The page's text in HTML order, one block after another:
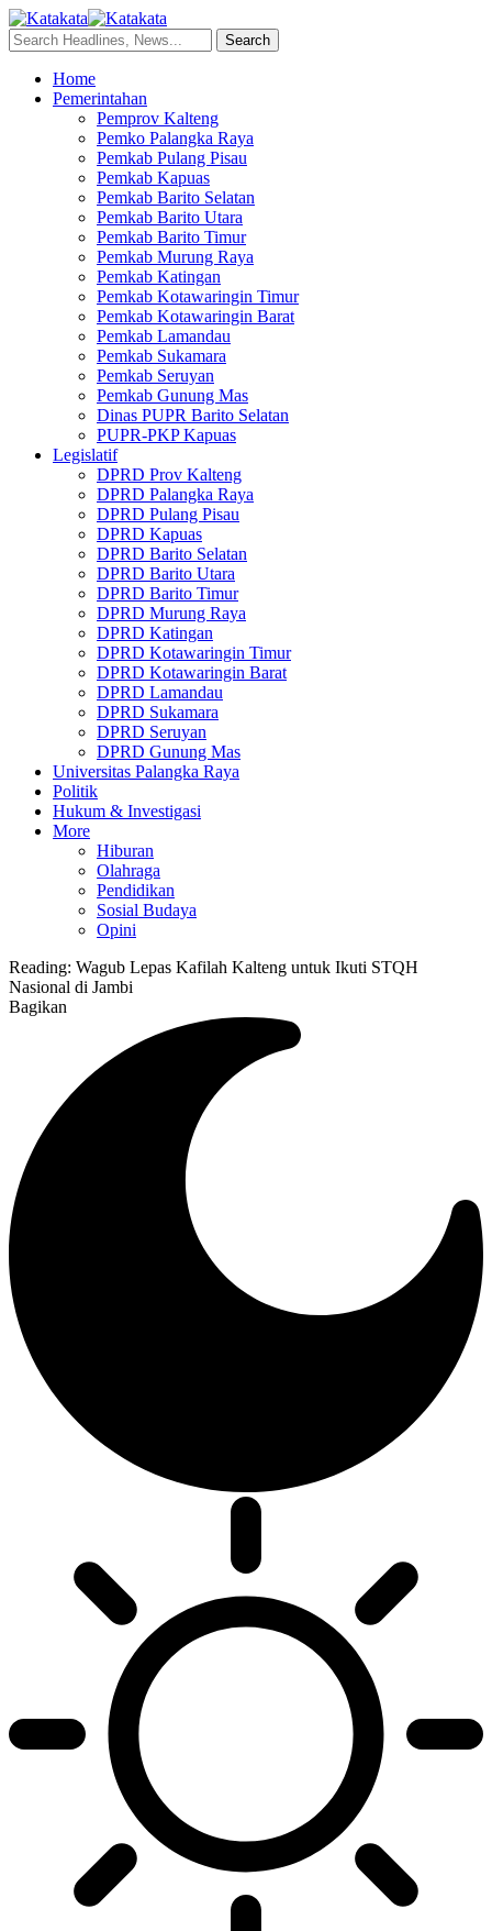
Home
Pemerintahan
Pemprov Kalteng
Pemko Palangka Raya
Pemkab Pulang Pisau
Pemkab Kapuas
Pemkab Barito Selatan
Pemkab Barito Utara
Pemkab Barito Timur
Pemkab Murung Raya
Pemkab Katingan
Pemkab Kotawaringin Timur
Pemkab Kotawaringin Barat
Pemkab Lamandau
Pemkab Sukamara
Pemkab Seruyan
Pemkab Gunung Mas
Dinas PUPR Barito Selatan
PUPR-PKP Kapuas
Legislatif
DPRD Prov Kalteng
DPRD Palangka Raya
DPRD Pulang Pisau
DPRD Kapuas
DPRD Barito Selatan
DPRD Barito Utara
DPRD Barito Timur
DPRD Murung Raya
DPRD Katingan
DPRD Kotawaringin Timur
DPRD Kotawaringin Barat
DPRD Lamandau
DPRD Sukamara
DPRD Seruyan
DPRD Gunung Mas
Universitas Palangka Raya
Politik
Hukum & Investigasi
More
Hiburan
Olahraga
Pendidikan
Sosial Budaya
Opini
Reading: Wagub Lepas Kafilah Kalteng untuk Ikuti STQH
Nasional di Jambi
Bagikan